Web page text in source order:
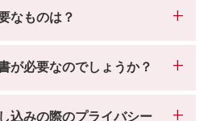
なものは？
が必要なのでしょうか？
込みの際のプライバシー